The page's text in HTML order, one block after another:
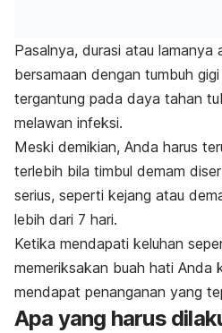
Pasalnya, durasi atau lamanya
bersamaan dengan tumbuh
tergantung pada daya tahan
melawan infeksi.
Meski demikian, Anda harus
terlebih bila timbul demam
serius, seperti kejang atau
lebih dari 7 hari.
Ketika mendapati keluhan
memeriksakan buah hati Anda
mendapat penanganan yang
Apa yang harus